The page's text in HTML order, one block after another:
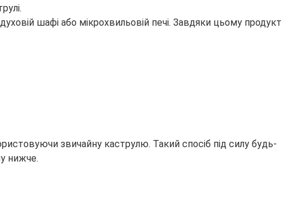
шафі або мікрохвильовій печі. Завдяки цьому продукт
звичайну каструлю. Такий спосіб під силу будь-
нижче.